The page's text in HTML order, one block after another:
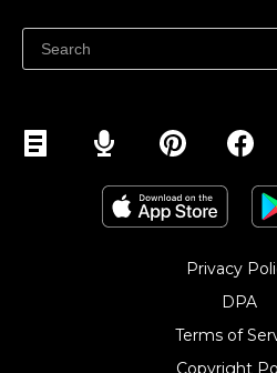
Privacy
DPA
Terms of
Copyright